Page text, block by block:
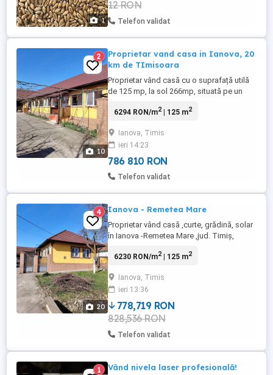
1
12 RON
Telefon validat
10
2
Proprietar vand casa in Ianova, 20
km de TImisoara
Proprietar vând casă cu o suprafață utilă
de 125 mp, la sol 266mp, situată pe un
camere, 2 băi,, o bucatărie mare si o
gradina de legume cu solar, o livada de
pomi fructiferi si o șură spațioasă.
Instalatia electrica și acoperișul ...
6294 RON/m2| 125 m2
Ianova, Timis
ieri 14:23
786 810 RON
Telefon validat
20
4 Ianova - Remetea Mare
Proprietar vând casă ,curte, grădină, solar
în Ianova -Remetea Mare ,jud. Timiș,
alimente, Hol, bucătărie mobilată nou,
gaz și cazan încălzire pe lemne
funcționând automat în modul
complementar. Suprafața utilă 125 mp, la
sol ...
6230 RON/m2| 125 m2
Ianova, Timis
ieri 13:36
778,719 RON
828,536 RON
Telefon validat
1 Vând nivela laser profesională!